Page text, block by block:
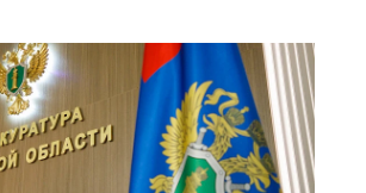
Отчеты
публикацию
Справочник